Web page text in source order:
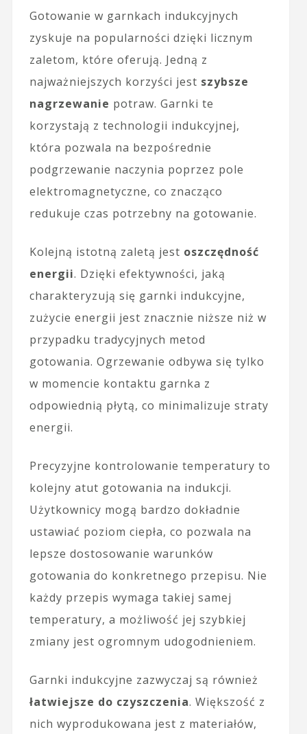
Gotowanie w garnkach indukcyjnych
zyskuje na popularności dzięki licznym
zaletom, które oferują. Jedną z
najważniejszych korzyści jest szybsze
nagrzewanie potraw. Garnki te
korzystają z technologii indukcyjnej,
która pozwala na bezpośrednie
podgrzewanie naczynia poprzez pole
elektromagnetyczne, co znacząco
redukuje czas potrzebny na gotowanie.
Kolejną istotną zaletą jest oszczędność
energii. Dzięki efektywności, jaką
charakteryzują się garnki indukcyjne,
zużycie energii jest znacznie niższe niż w
przypadku tradycyjnych metod
gotowania. Ogrzewanie odbywa się tylko
w momencie kontaktu garnka z
odpowiednią płytą, co minimalizuje straty
energii.
Precyzyjne kontrolowanie temperatury to
kolejny atut gotowania na indukcji.
Użytkownicy mogą bardzo dokładnie
ustawiać poziom ciepła, co pozwala na
lepsze dostosowanie warunków
gotowania do konkretnego przepisu. Nie
każdy przepis wymaga takiej samej
temperatury, a możliwość jej szybkiej
zmiany jest ogromnym udogodnieniem.
Garnki indukcyjne zazwyczaj są również
łatwiejsze do czyszczenia. Większość z
nich wyprodukowana jest z materiałów,